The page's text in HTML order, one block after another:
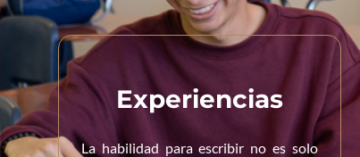
Experiencias
La habilidad para escribir no es solo